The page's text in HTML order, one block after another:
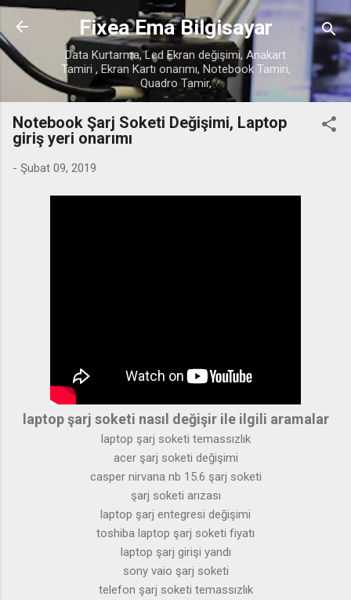
Ana içeriğe atla
Fixea Ema Bilgisayar
Data Kurtarma, Lcd Ekran değişimi, Anakart
Tamiri , Ekran Kartı onarımı, Notebook Tamiri,
Quadro Tamir,
Notebook Şarj Soketi Değişimi, Laptop
giriş yeri onarımı
- Şubat 09, 2019
laptop şarj soketi nasıl değişir ile ilgili aramalar
laptop şarj soketi temassızlık
acer şarj soketi değişimi
casper nirvana nb 15.6 şarj soketi
şarj soketi arızası
laptop şarj entegresi değişimi
toshiba laptop şarj soketi fiyatı
laptop şarj girişi yandı
sony vaio şarj soketi
telefon şarj soketi temassızlık